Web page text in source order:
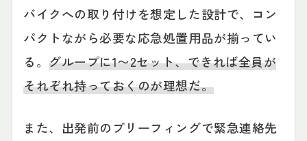
バイクへの取り付けを想定した設計で、コン
パクトながら必要な応急処置用品が揃ってい
る。グループに1〜2セット、できれば全員が
それぞれ持っておくのが理想だ。
また、出発前のブリーフィングで緊急連絡先